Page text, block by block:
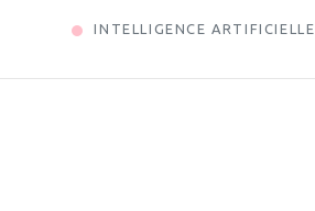
INTELLIGENCE ARTIFICIELLE